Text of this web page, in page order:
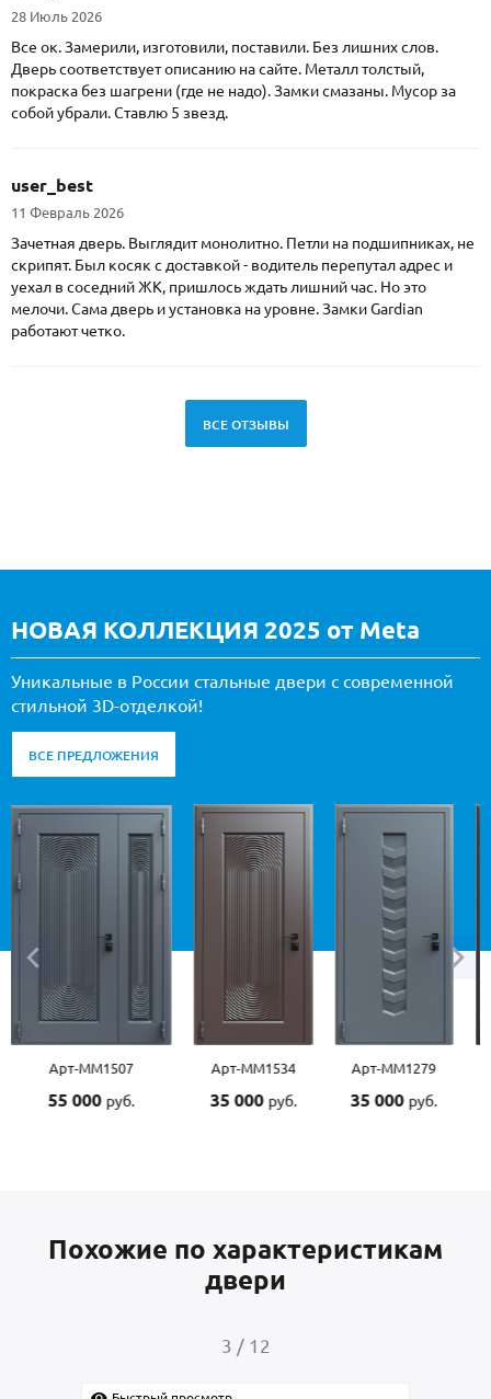
28 Июль 2026
Все ок. Замерили, изготовили, поставили. Без лишних слов.
Дверь соответствует описанию на сайте. Металл толстый,
покраска без шагрени (где не надо). Замки смазаны. Мусор за
собой убрали. Ставлю 5 звезд.
user_best
11 Февраль 2026
Зачетная дверь. Выглядит монолитно. Петли на подшипниках, не
скрипят. Был косяк с доставкой - водитель перепутал адрес и
уехал в соседний ЖК, пришлось ждать лишний час. Но это
мелочи. Сама дверь и установка на уровне. Замки Gardian
работают четко.
ВСЕ ОТЗЫВЫ
НОВАЯ КОЛЛЕКЦИЯ 2025 от Meta
Уникальные в России стальные двери с современной
стильной 3D-отделкой!
ВСЕ ПРЕДЛОЖЕНИЯ
руб.
Арт-ММ1534
35 000 руб.
Арт-ММ1279
35 000 руб.
Арт-
45 000
Похожие по характеристикам
двери
4 / 12